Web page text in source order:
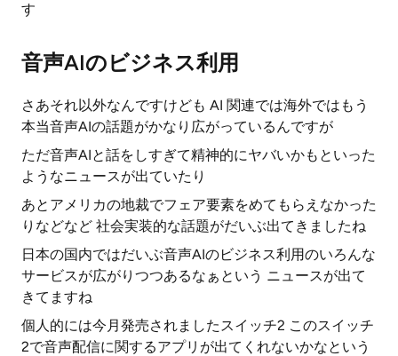
す
音声AIのビジネス利用
さあそれ以外なんですけども AI 関連では海外ではもう
本当音声AIの話題がかなり広がっているんですが
ただ音声AIと話をしすぎて精神的にヤバいかもといった
ようなニュースが出ていたり
あとアメリカの地裁でフェア要素をめてもらえなかった
りなどなど 社会実装的な話題がだいぶ出てきましたね
日本の国内ではだいぶ音声AIのビジネス利用のいろんな
サービスが広がりつつあるなぁという ニュースが出て
きてますね
個人的には今月発売されましたスイッチ2 このスイッチ
2で音声配信に関するアプリが出てくれないかなという